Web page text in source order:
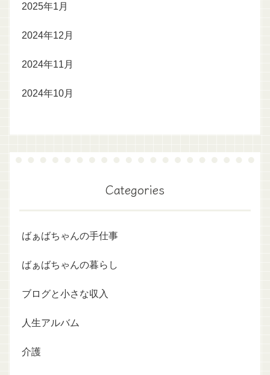
2025年1月
2024年12月
2024年11月
2024年10月
Categories
ばぁばちゃんの手仕事
ばぁばちゃんの暮らし
ブログと小さな収入
人生アルバム
介護